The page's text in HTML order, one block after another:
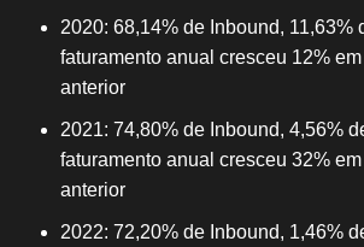
2020: 68,14% de Inbound, 11,63%
faturamento anual cresceu 12%
anterior
2021: 74,80% de Inbound, 4,56%
faturamento anual cresceu 32%
anterior
2022: 72,20% de Inbound, 1,46%